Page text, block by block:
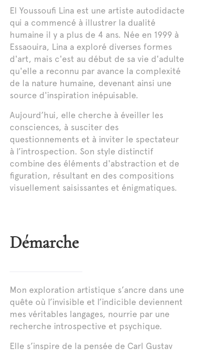
El Youssoufi Lina est une artiste autodidacte
qui a commencé à illustrer la dualité
humaine il y a plus de 4 ans. Née en 1999 à
Essaouira, Lina a exploré diverses formes
d'art, mais c'est au début de sa vie d'adulte
qu'elle a reconnu par avance la complexité
de la nature humaine, devenant ainsi une
source d'inspiration inépuisable.
Aujourd’hui, elle cherche à éveiller les
consciences, à susciter des
questionnements et à inviter le spectateur
à l’introspection. Son style distinctif
combine des éléments d'abstraction et de
figuration, résultant en des compositions
visuellement saisissantes et énigmatiques.
Démarche
Mon exploration artistique s’ancre dans une
quête où l’invisible et l’indicible deviennent
mes véritables langages, nourrie par une
recherche introspective et psychique.
Elle s’inspire de la pensée de Carl Gustav